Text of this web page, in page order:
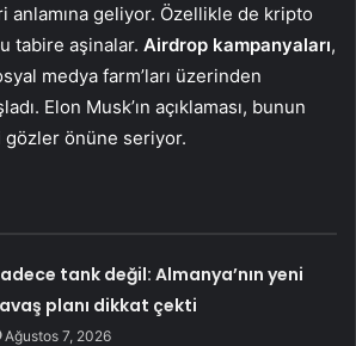
geliyor. Özellikle de kripto
tabire aşinalar. Airdrop kampanyaları,
medya farm’ları üzerinden
Elon Musk’ın açıklaması, bunun
önüne seriyor.
tank değil: Almanya’nın yeni
planı dikkat çekti
Ağustos 7, 2026